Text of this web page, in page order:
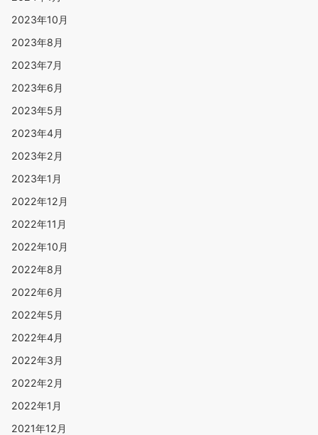
2023年10月
2023年8月
2023年7月
2023年6月
2023年5月
2023年4月
2023年2月
2023年1月
2022年12月
2022年11月
2022年10月
2022年8月
2022年6月
2022年5月
2022年4月
2022年3月
2022年2月
2022年1月
2021年12月